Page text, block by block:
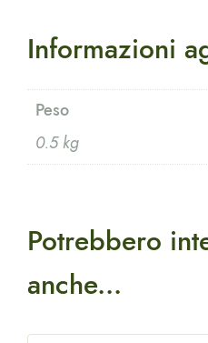
Informazioni
Peso
0.5 kg
Potrebbero
anche...